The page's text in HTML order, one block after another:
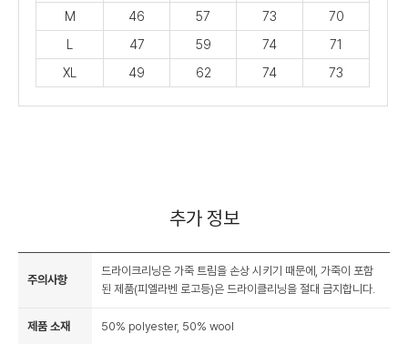
M
46 57 73
70
47 59 74
71
XL
49 62 74 73
추가 정보
주의사항
드라이크리닝은 가죽 트림을 손상 시키기 때문에, 가죽이 포함
된 제품(피엘라벤 로고등)은 드라이클리닝을 절대 금지합니다.
제품 소재 50% polyester, 50% wool